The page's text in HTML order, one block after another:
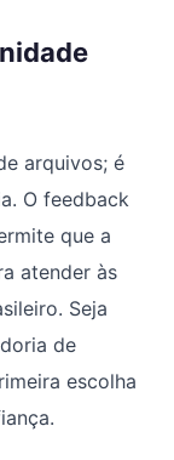
arquivos; é
O feedback
que a
atender às
Seja
de
escolha